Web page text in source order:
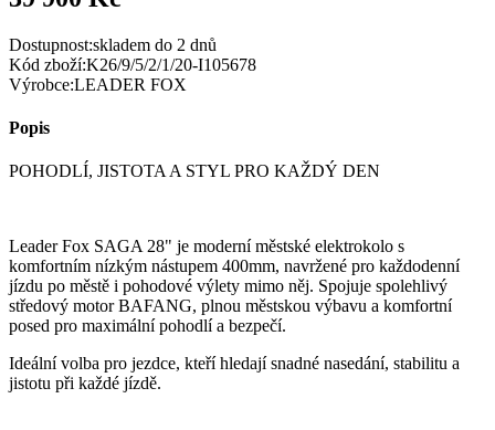
Dostupnost:skladem do 2 dnů
Kód zboží:K26/9/5/2/1/20-I105678
Výrobce:LEADER FOX
Popis
POHODLÍ, JISTOTA A STYL PRO KAŽDÝ DEN
Leader Fox SAGA 28" je moderní městské elektrokolo s
komfortním nízkým nástupem 400mm, navržené pro každodenní
jízdu po městě i pohodové výlety mimo něj. Spojuje spolehlivý
středový motor BAFANG, plnou městskou výbavu a komfortní
posed pro maximální pohodlí a bezpečí.
Ideální volba pro jezdce, kteří hledají snadné nasedání, stabilitu a
jistotu při každé jízdě.